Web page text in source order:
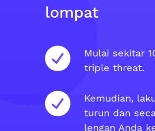
lompat
Mulai sekitar
triple threat.
Kemudian,
turun dan
lengan Anda